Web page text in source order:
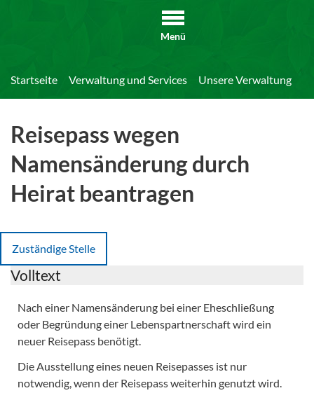
Menü
Startseite Verwaltung und Services Unsere Verwaltung
Reisepass wegen
Namensänderung durch
Heirat beantragen
Zuständige Stelle
Volltext
Nach einer Namensänderung bei einer Eheschließung
oder Begründung einer Lebenspartnerschaft wird ein
neuer Reisepass benötigt.
Die Ausstellung eines neuen Reisepasses ist nur
notwendig, wenn der Reisepass weiterhin genutzt wird.